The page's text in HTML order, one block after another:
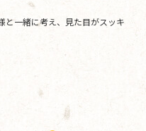
と一緒に考え、見た目がスッキ